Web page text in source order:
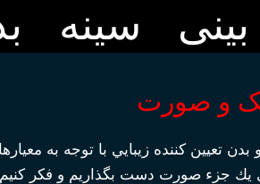
بینی سینه
و صورت
تعيين كننده زيبايي با توجه به
يك جزء صورت دست بگذاريم و فكر